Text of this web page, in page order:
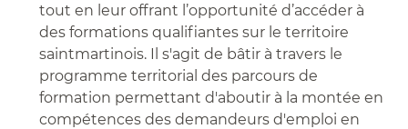
tout en leur offrant l’opportunité d’accéder à
des formations qualifiantes sur le territoire
saintmartinois. Il s'agit de bâtir à travers le
programme territorial des parcours de
formation permettant d'aboutir à la montée en
compétences des demandeurs d'emploi en